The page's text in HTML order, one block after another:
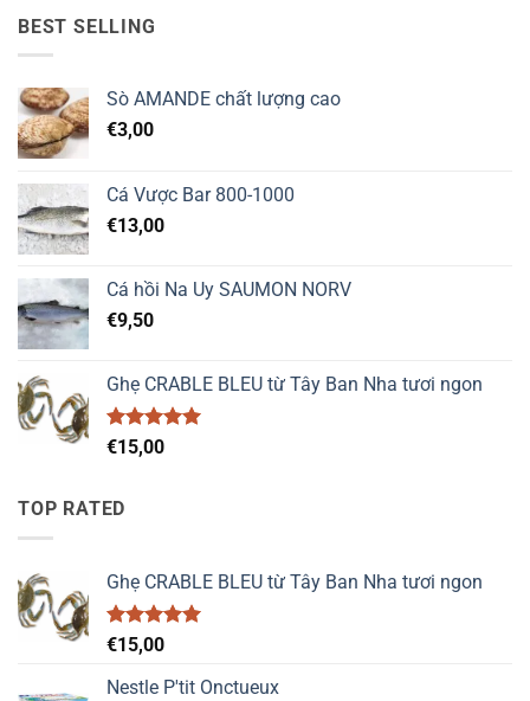
BEST SELLING
Sò AMANDE chất lượng cao
€3,00
Cá Vược Bar 800-1000
€13,00
Cá hồi Na Uy SAUMON NORV
€9,50
Ghẹ CRABLE BLEU từ Tây Ban Nha tươi ngon
Được xếp
hạng
€15,00
TOP RATED
Ghẹ CRABLE BLEU từ Tây Ban Nha tươi ngon
Được xếp
hạng
5 sao
€15,00
Nestle P'tit Onctueux